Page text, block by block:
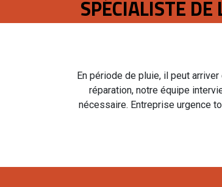
SPÉCIALISTE
En période de pluie, il peut
réparation, notre équipe
nécessaire. Entreprise urgence